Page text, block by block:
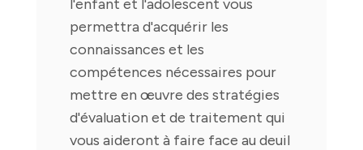
l'enfant et l'adolescent vous
permettra d'acquérir les
connaissances et les
compétences nécessaires pour
mettre en œuvre des stratégies
d'évaluation et de traitement qui
vous aideront à faire face au deuil